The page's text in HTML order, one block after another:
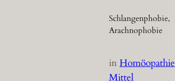
Schlangenphobie,
Arachnophobie
inHomöopathie
Mittel